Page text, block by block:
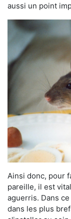
aussi un point
Ainsi donc, pour
pareille, il est
aguerris. Dans
dans les plus